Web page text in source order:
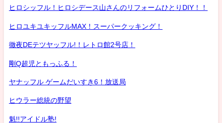
ヒロシッフル！ヒロシデース山さんのリフォームひとりDIY！！
ヒロユキユキッフルMAX！スーパークッキング！
徹夜DEテツヤッフル!！レトロ館2号店！
剛Q超児ともっふる！
ヤナッフル ゲームだいすき6！放送局
ヒウラー総統の野望
魁!!アイドル塾!